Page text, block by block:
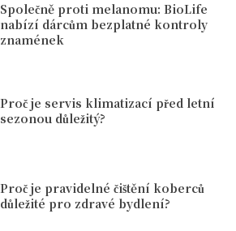
Společně proti melanomu: BioLife
nabízí dárcům bezplatné kontroly
znamének
Proč je servis klimatizací před letní
sezonou důležitý?
Proč je pravidelné čištění koberců
důležité pro zdravé bydlení?